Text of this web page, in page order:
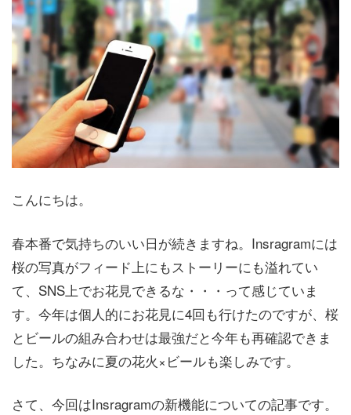
こんにちは。
春本番で気持ちのいい日が続きますね。Insragramには
桜の写真がフィード上にもストーリーにも溢れてい
て、SNS上でお花見できるな・・・って感じていま
す。今年は個人的にお花見に4回も行けたのですが、桜
とビールの組み合わせは最強だと今年も再確認できま
した。ちなみに夏の花火×ビールも楽しみです。
さて、今回はInsragramの新機能についての記事です。